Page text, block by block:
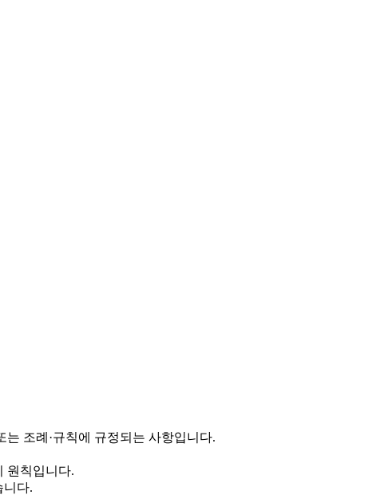
조례·규칙에 규정되는 사항입니다.
원칙입니다.
니다.